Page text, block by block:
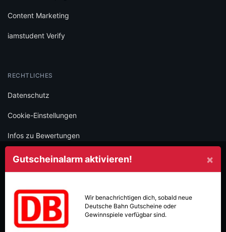
×
Gutscheinalarm aktivieren!
Wir benachrichtigen dich, sobald neue
Deutsche Bahn Gutscheine oder
Gewinnspiele verfügbar sind.
Content Marketing
iamstudent Verify
RECHTLICHES
Datenschutz
Cookie-Einstellungen
Infos zu Bewertungen
AGB
SOCIAL
Folge iamstudent und verpasse keine Deals mehr.